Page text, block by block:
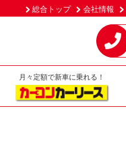
総合トップ 会社情報
月々定額で新車に乗れる！